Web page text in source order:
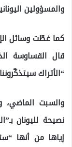
والمسؤولين
كما غطّت وسائل
قال القساوسة
“الأتراك
والسبت الماضي،
نصيحة لليونان
إياها من أنها